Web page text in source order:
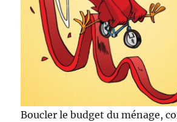
Boucler le budget du ménage,